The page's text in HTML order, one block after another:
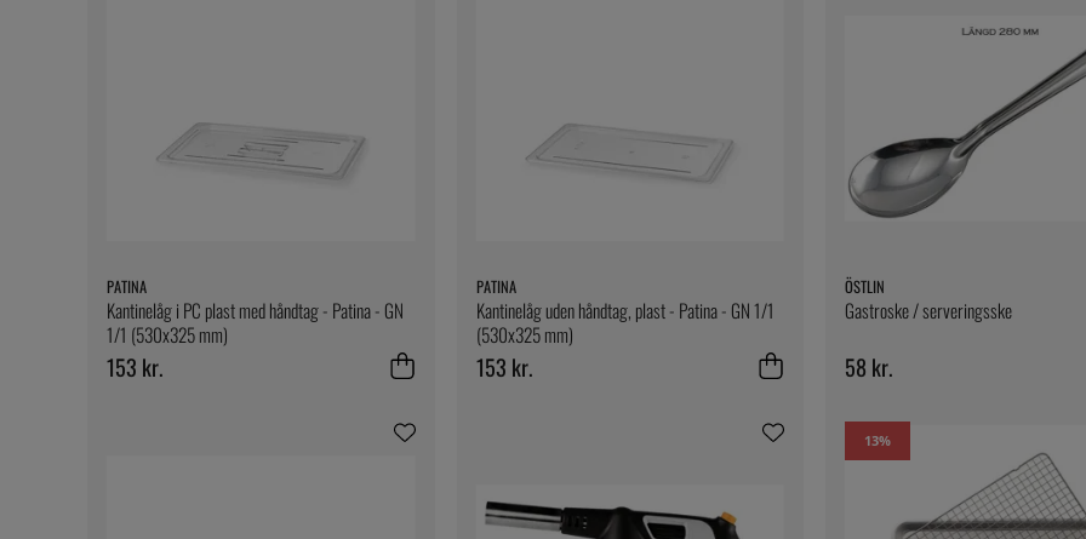
PATINA
Kantinelåg i PC plast med håndtag - Patina - GN
1/1 (530x325 mm)
153 kr.
PATINA
Kantinelåg uden håndtag, plast - Patina - GN 1/1
(530x325 mm)
153 kr.
ÖSTLIN
Gastroske / serveringsske
58 kr.
13%